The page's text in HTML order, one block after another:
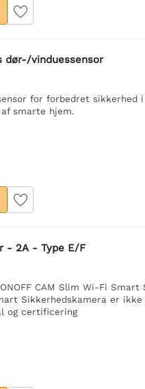
dør-/vinduessensor
for forbedret sikkerhed
smarte hjem.
- 2A - Type E/F
CAM Slim Wi-Fi
Sikkerhedskamera er
og certificering